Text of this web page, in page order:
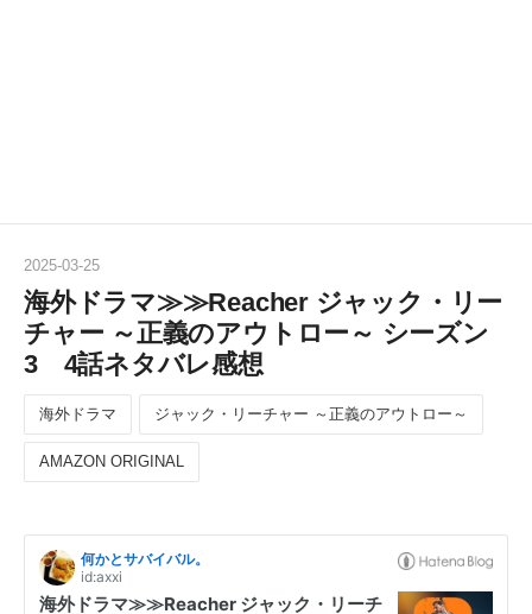
2025-03-25
海外ドラマ≫≫Reacher ジャック・リー
チャー ～正義のアウトロー～ シーズン
3 4話ネタバレ感想
海外ドラマ ジャック・リーチャー ～正義のアウトロー～
AMAZON ORIGINAL